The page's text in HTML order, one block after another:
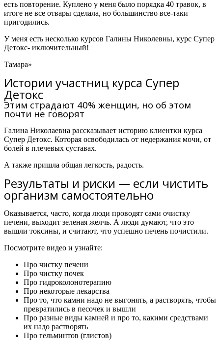
есть повторение. Куплено у меня было порядка 40 травок, в
итоге не все отвары сделала, но большинство все-таки
пригодились.
У меня есть несколько курсов Галины Николевны, курс Супер
Детокс- иключительный!
Тамара»
Истории участниц курса Супер
Детокс
Этим страдают 40% женщин, но об этом
почти не говорят
Галина Николаевна рассказывает историю клиентки курса
Супер Детокс. Которая освободилась от недержания мочи, от
болей в плечевых суставах.
А также пришла общая легкость, радость.
Результаты и риски — если чистить
организм самостоятельно
Оказывается, часто, когда люди проводят сами очистку
печени, выходит зеленая желчь. А люди думают, что это
вышли токсины, и считают, что успешно печень почистили.
Посмотрите видео и узнайте:
Про чистку печени
Про чистку почек
Про гидроколонотерапию
Про некоторые лекарства
Про то, что камни надо не выгонять, а растворять, чтобы
превратились в песочек и вышли
Про разные виды камней и про то, какими средствами
их надо растворять
Про гельминтов (глистов)